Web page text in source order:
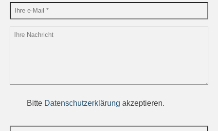
Bitte Datenschutzerklärung akzeptieren.